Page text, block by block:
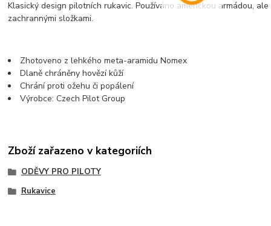
Klasický design pilotních rukavic. Používáno americkou armádou,
zachrannými složkami.
Zhotoveno z lehkého meta-aramidu Nomex
Dlaně chráněny hovězí kůží
Chrání proti ožehu či popálení
Výrobce: Czech Pilot Group
Zboží zařazeno v kategoriích
ODĚVY PRO PILOTY
Rukavice